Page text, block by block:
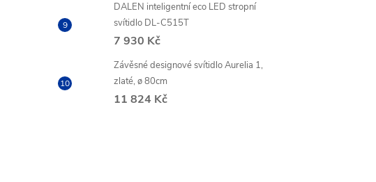
DALEN inteligentní eco LED stropní
svítidlo DL-C515T
7 930 Kč
Závěsné designové svítidlo Aurelia 1,
zlaté, ø 80cm
11 824 Kč